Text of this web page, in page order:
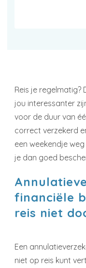
Reis je
jou interessanter
voor de duur van
correct verzekerd
een weekendje
je dan goed
financiële
reis niet
Een
niet op reis kunt